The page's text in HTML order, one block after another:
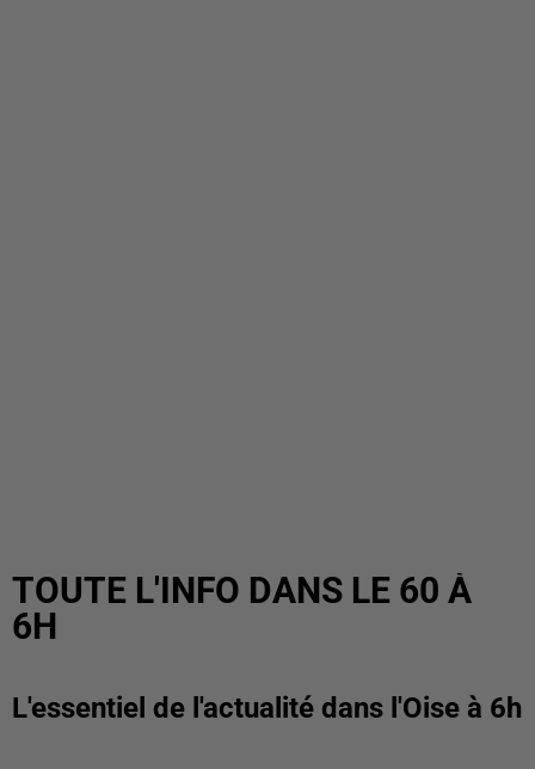
TOUTE L'INFO DANS LE 60 À
6H
L'essentiel de l'actualité dans l'Oise à 6h